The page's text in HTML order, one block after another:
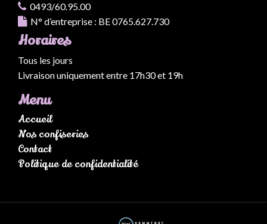
0493/60.95.00
N° d’entreprise : BE 0765.627.730
Horaires
Tous les jours
Livraison uniquement entre 17h30 et 19h
Menu
Accueil
Nos confiseries
Contact
Politique de confidentialité